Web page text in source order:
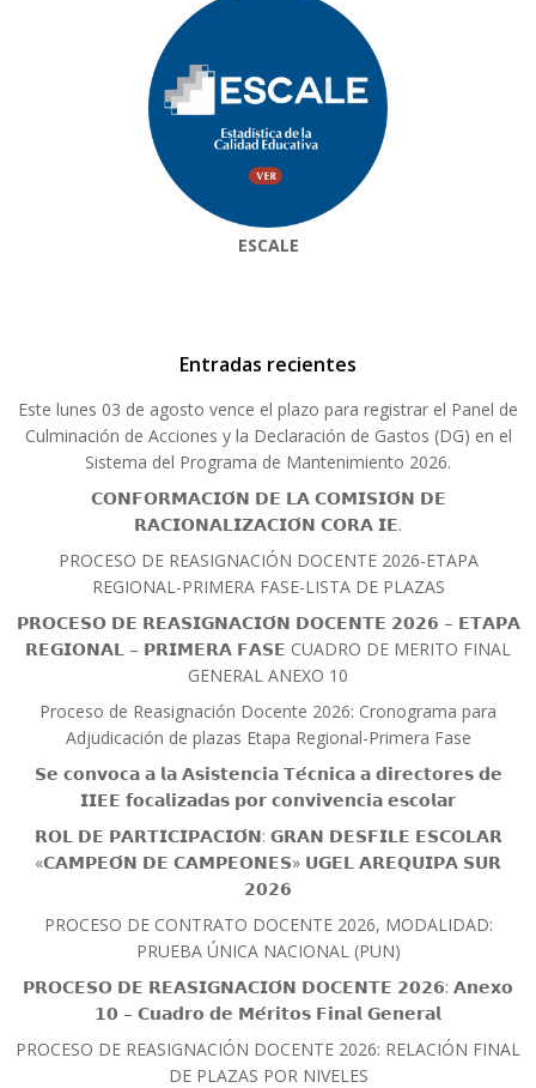
ESCALE
Entradas recientes
Este lunes 03 de agosto vence el plazo para registrar el Panel de
Culminación de Acciones y la Declaración de Gastos (DG) en el
Sistema del Programa de Mantenimiento 2026.
𝗖𝗢𝗡𝗙𝗢𝗥𝗠𝗔𝗖𝗜𝗢́𝗡 𝗗𝗘 𝗟𝗔 𝗖𝗢𝗠𝗜𝗦𝗜𝗢́𝗡 𝗗𝗘
𝗥𝗔𝗖𝗜𝗢𝗡𝗔𝗟𝗜𝗭𝗔𝗖𝗜𝗢́𝗡 𝗖𝗢𝗥𝗔 𝗜𝗘.
PROCESO DE REASIGNACIÓN DOCENTE 2026-ETAPA
REGIONAL-PRIMERA FASE-LISTA DE PLAZAS
𝗣𝗥𝗢𝗖𝗘𝗦𝗢 𝗗𝗘 𝗥𝗘𝗔𝗦𝗜𝗚𝗡𝗔𝗖𝗜𝗢́𝗡 𝗗𝗢𝗖𝗘𝗡𝗧𝗘 𝟮𝟬𝟮𝟲 – 𝗘𝗧𝗔𝗣𝗔
𝗥𝗘𝗚𝗜𝗢𝗡𝗔𝗟 – 𝗣𝗥𝗜𝗠𝗘𝗥𝗔 𝗙𝗔𝗦𝗘 CUADRO DE MERITO FINAL
GENERAL ANEXO 10
Proceso de Reasignación Docente 2026: Cronograma para
Adjudicación de plazas Etapa Regional-Primera Fase
𝗦𝗲 𝗰𝗼𝗻𝘃𝗼𝗰𝗮 𝗮 𝗹𝗮 𝗔𝘀𝗶𝘀𝘁𝗲𝗻𝗰𝗶𝗮 𝗧𝗲́𝗰𝗻𝗶𝗰𝗮 𝗮 𝗱𝗶𝗿𝗲𝗰𝘁𝗼𝗿𝗲𝘀 𝗱𝗲
𝗜𝗜𝗘𝗘 𝗳𝗼𝗰𝗮𝗹𝗶𝘇𝗮𝗱𝗮𝘀 𝗽𝗼𝗿 𝗰𝗼𝗻𝘃𝗶𝘃𝗲𝗻𝗰𝗶𝗮 𝗲𝘀𝗰𝗼𝗹𝗮𝗿
𝗥𝗢𝗟 𝗗𝗘 𝗣𝗔𝗥𝗧𝗜𝗖𝗜𝗣𝗔𝗖𝗜𝗢́𝗡: 𝗚𝗥𝗔𝗡 𝗗𝗘𝗦𝗙𝗜𝗟𝗘 𝗘𝗦𝗖𝗢𝗟𝗔𝗥
«𝗖𝗔𝗠𝗣𝗘𝗢́𝗡 𝗗𝗘 𝗖𝗔𝗠𝗣𝗘𝗢𝗡𝗘𝗦» 𝗨𝗚𝗘𝗟 𝗔𝗥𝗘𝗤𝗨𝗜𝗣𝗔 𝗦𝗨𝗥
𝟮𝟬𝟮𝟲
PROCESO DE CONTRATO DOCENTE 2026, MODALIDAD:
PRUEBA ÚNICA NACIONAL (PUN)
𝗣𝗥𝗢𝗖𝗘𝗦𝗢 𝗗𝗘 𝗥𝗘𝗔𝗦𝗜𝗚𝗡𝗔𝗖𝗜𝗢́𝗡 𝗗𝗢𝗖𝗘𝗡𝗧𝗘 𝟮𝟬𝟮𝟲: 𝗔𝗻𝗲𝘅𝗼
𝟭𝟬 – 𝗖𝘂𝗮𝗱𝗿𝗼 𝗱𝗲 𝗠𝗲́𝗿𝗶𝘁𝗼𝘀 𝗙𝗶𝗻𝗮𝗹 𝗚𝗲𝗻𝗲𝗿𝗮𝗹
PROCESO DE REASIGNACIÓN DOCENTE 2026: RELACIÓN FINAL
DE PLAZAS POR NIVELES